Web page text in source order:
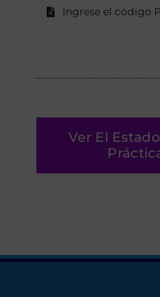
Solicitar Reembolso
Ver El